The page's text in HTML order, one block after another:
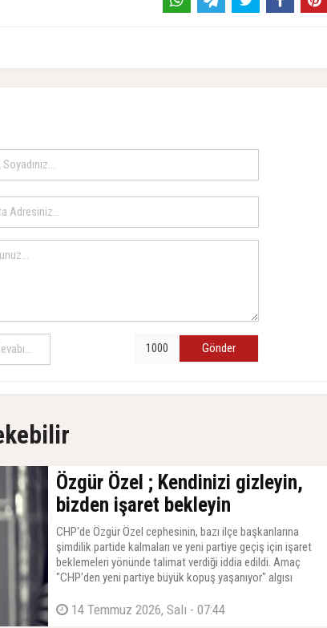
Gönder
Özgür Özel ; Kendinizi gizleyin,
bizden işaret bekleyin
CHP'de Özgür Özel cephesinin, bazı ilçe başkanlarına
şimdilik partide kalmaları ve yeni partiye geçiş için işaret
beklemeleri yönünde talimat verdiği iddia edildi. Amaç
"CHP'den yeni partiye büyük kopuş yaşanıyor" algısı
14 Temmuz 2026, Salı - 07:44